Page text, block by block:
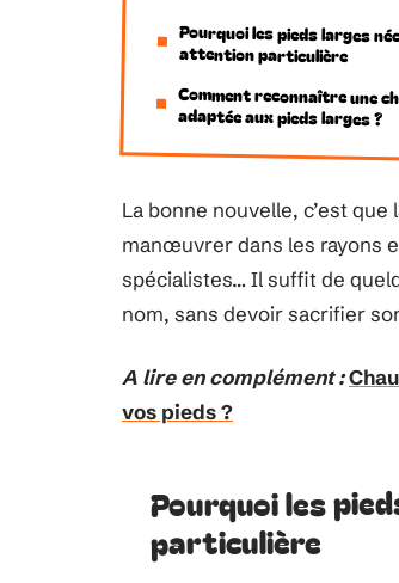
Pourquoi les pieds larges
attention particulière
Comment reconnaître une
adaptée aux pieds larges ?
La bonne nouvelle, c’est
manœuvrer dans les rayons
spécialistes… Il suffit de
nom, sans devoir sacrifier
A lire en complément :
vos pieds ?
Pourquoi les
particulière